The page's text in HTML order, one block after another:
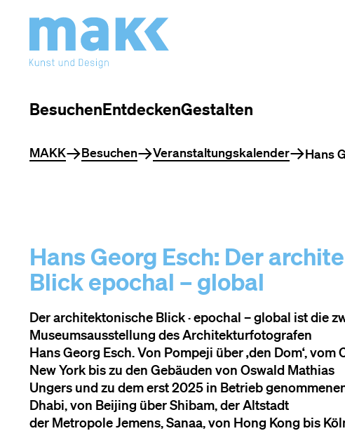
BesuchenEntdeckenGestalten
Sie befinden sich hier
MAKK Besuchen Veranstaltungskalender Hans
Hans Georg Esch: Der
Blick epochal – global
Der architektonische Blick · epochal – global ist die
Museumsausstellung des Architekturfotografen
Hans Georg Esch. Von Pompeji über ‚den Dom‘,
New York bis zu den Gebäuden von Oswald Mathias
Ungers und zu dem erst 2025 in Betrieb
Dhabi, von Beijing über Shibam, der Altstadt
der Metropole Jemens, Sanaa, von Hong Kong bis